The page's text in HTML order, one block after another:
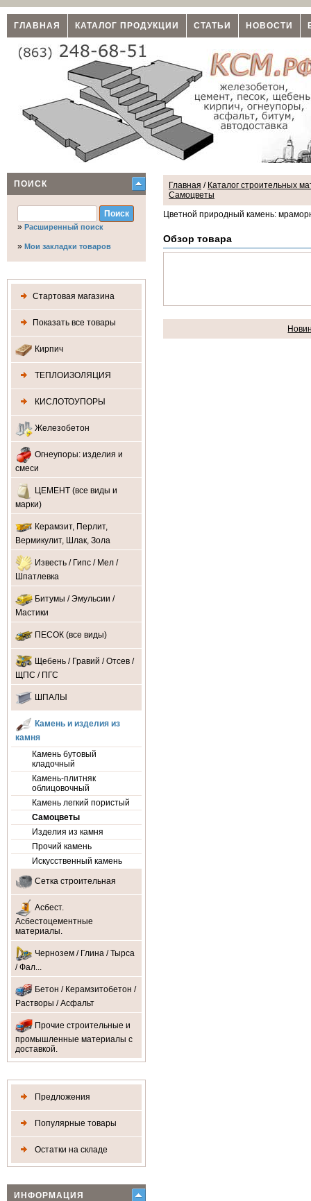
ГЛАВНАЯ КАТАЛОГ ПРОДУКЦИИ СТАТЬИ НОВОСТИ
ПОИСК
» Расширенный поиск
» Мои закладки товаров
Стартовая магазина
Показать все товары
Кирпич
ТЕПЛОИЗОЛЯЦИЯ
КИСЛОТОУПОРЫ
Железобетон
Огнеупоры: изделия и
смеси
ЦЕМЕНТ (все виды и
марки)
Керамзит, Перлит,
Вермикулит, Шлак, Зола
Известь / Гипс / Мел /
Шпатлевка
Битумы / Эмульсии /
Мастики
ПЕСОК (все виды)
Щебень / Гравий / Отсев /
ЩПС / ПГС
ШПАЛЫ
Камень и изделия из
камня
Камень бутовый
кладочный
Камень-плитняк
облицовочный
Камень легкий пористый
Самоцветы
Изделия из камня
Прочий камень
Искусственный камень
Сетка строительная
Асбест.
Асбестоцементные
материалы.
Чернозем / Глина / Тырса
/ Фал...
Бетон / Керамзитобетон /
Растворы / Асфальт
Прочие строительные и
промышленные материалы с
доставкой.
Предложения
Популярные товары
Остатки на складе
ИНФОРМАЦИЯ
Главная / Каталог строительных
Самоцветы
Цветной природный камень:
Обзор товара